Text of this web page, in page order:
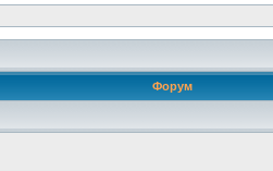
Форум